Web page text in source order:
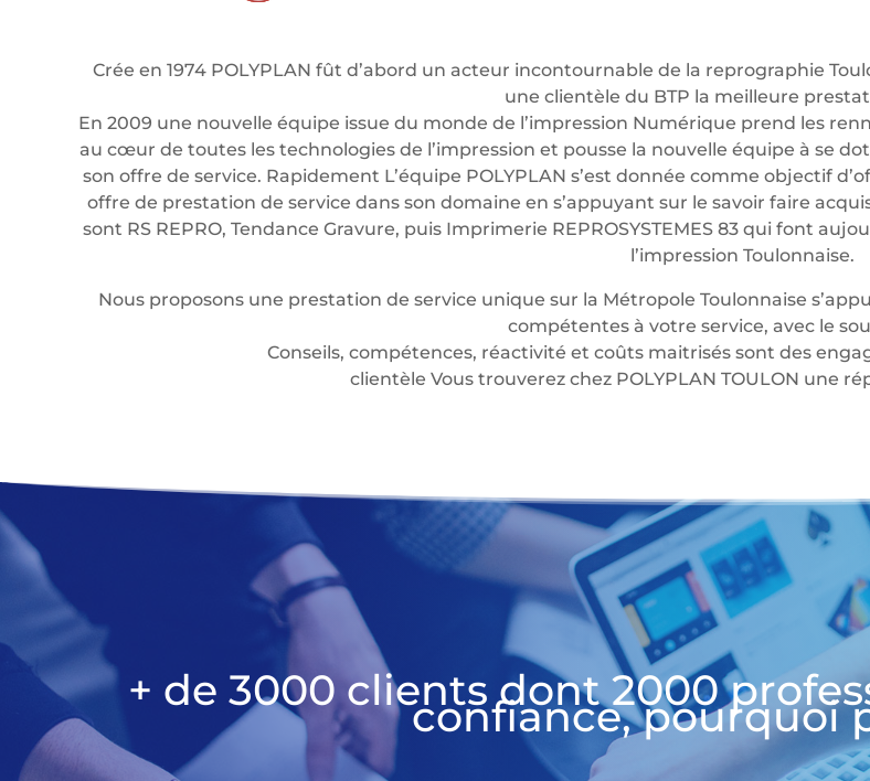
Crée en 1974 POLYPLAN fût d’abord un acteur incontournable de la reprographie
une clientèle du BTP la meilleure
En 2009 une nouvelle équipe issue du monde de l’impression Numérique prend les
au cœur de toutes les technologies de l’impression et pousse la nouvelle équipe à se
son offre de service. Rapidement L’équipe POLYPLAN s’est donnée comme objectif
offre de prestation de service dans son domaine en s’appuyant sur le savoir faire
sont RS REPRO, Tendance Gravure, puis Imprimerie REPROSYSTEMES 83 qui font
l’impression Toulonnaise.
Nous proposons une prestation de service unique sur la Métropole Toulonnaise
compétentes à votre service, avec le
Conseils, compétences, réactivité et coûts maitrisés sont des
clientèle Vous trouverez chez POLYPLAN TOULON une
+ de 3000 clients dont 2000
confiance, pourquoi